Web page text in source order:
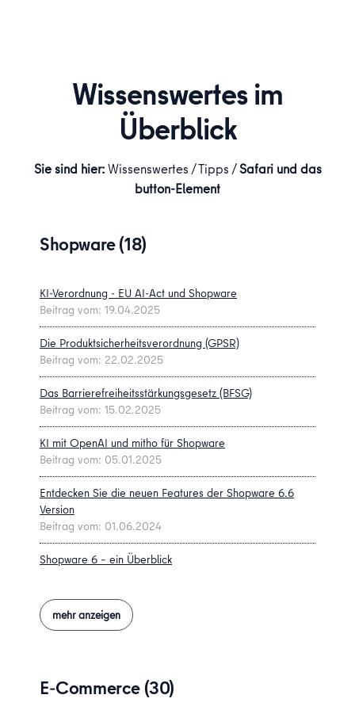
Wissenswertes im
Überblick
Sie sind hier:Wissenswertes /Tipps /Safari und das
button-Element
Shopware (18)
KI-Verordnung - EU AI-Act und Shopware
Beitrag vom: 19.04.2025
Die Produktsicherheitsverordnung (GPSR)
Beitrag vom: 22.02.2025
Das Barrierefreiheitsstärkungsgesetz (BFSG)
Beitrag vom: 15.02.2025
KI mit OpenAI und mitho für Shopware
Beitrag vom: 05.01.2025
Entdecken Sie die neuen Features der Shopware 6.6
Version
Beitrag vom: 01.06.2024
Shopware 6 – ein Überblick
Als Onlinehändler erfolgreich: eigener Onlineshop statt
Marktplatz
Shopware - Bilder in Dokumente Fehlen
Beitrag vom: 12.08.2022
mehr anzeigen
E-Commerce (30)